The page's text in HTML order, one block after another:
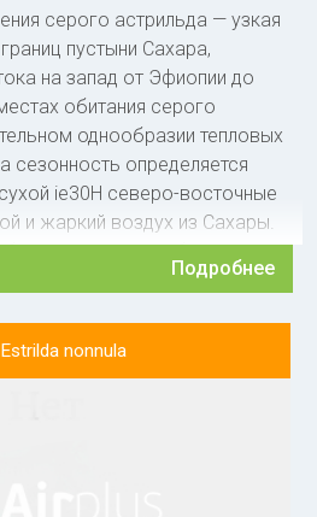
близости от пола,
выше 0,5 м. Строительным
тростника, сухая трава и
С охотой селятся в
видов астриль¬довых.
серого астрильда — узкая
пустыни Сахара,
на запад от Эфиопии до
обитания серого
однообразии тепловых
сезонность определяется
ie30H северо-восточные
и жаркий воздух из Сахары.
погода с большими
температуры и сильными
нередко
40 и даже 45 ° С, бурные в
Подробнее
Estrilda nonnula